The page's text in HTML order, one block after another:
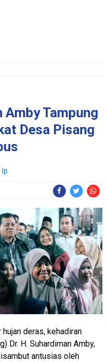
Tampung
Desa Pisang
hujan deras, kehadiran
Dr. H. Suhardiman Amby,
antusias oleh